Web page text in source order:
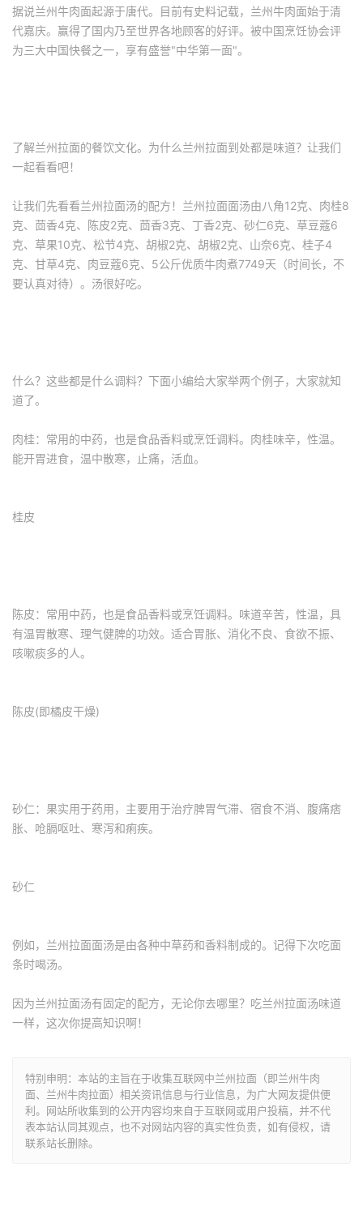
据说兰州牛肉面起源于唐代。目前有史料记载，兰州牛肉面始于清
代嘉庆。赢得了国内乃至世界各地顾客的好评。被中国烹饪协会评
为三大中国快餐之一，享有盛誉"中华第一面"。
了解兰州拉面的餐饮文化。为什么兰州拉面到处都是味道？让我们
一起看看吧！
让我们先看看兰州拉面汤的配方！兰州拉面面汤由八角12克、肉桂8
克、茴香4克、陈皮2克、茴香3克、丁香2克、砂仁6克、草豆蔻6
克、草果10克、松节4克、胡椒2克、胡椒2克、山奈6克、桂子4
克、甘草4克、肉豆蔻6克、5公斤优质牛肉煮7749天（时间长，不
要认真对待）。汤很好吃。
什么？这些都是什么调料？下面小编给大家举两个例子，大家就知
道了。
肉桂：常用的中药，也是食品香料或烹饪调料。肉桂味辛，性温。
能开胃进食，温中散寒，止痛，活血。
桂皮
陈皮：常用中药，也是食品香料或烹饪调料。味道辛苦，性温，具
有温胃散寒、理气健脾的功效。适合胃胀、消化不良、食欲不振、
咳嗽痰多的人。
陈皮(即橘皮干燥)
砂仁：果实用于药用，主要用于治疗脾胃气滞、宿食不消、腹痛痞
胀、呛膈呕吐、寒泻和痢疾。
砂仁
例如，兰州拉面面汤是由各种中草药和香料制成的。记得下次吃面
条时喝汤。
因为兰州拉面汤有固定的配方，无论你去哪里？吃兰州拉面汤味道
一样，这次你提高知识啊！
特别申明：本站的主旨在于收集互联网中兰州拉面（即兰州牛肉
面、兰州牛肉拉面）相关资讯信息与行业信息，为广大网友提供便
利。网站所收集到的公开内容均来自于互联网或用户投稿，并不代
表本站认同其观点，也不对网站内容的真实性负责，如有侵权，请
联系站长删除。